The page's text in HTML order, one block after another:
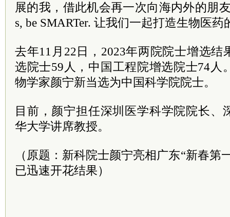
展的我，借此机会再一次向海内外的朋
s, be SMARTer. 让我们一起打造生物医药
去年11月22日，2023年两院院士增选结
选院士59人，中国工程院增选院士74人
物学家颜宁新当选为中国科学院院士。
目前，颜宁担任深圳医学科学院院长、
华大学讲席教授。
（原题：新科院士颜宁亮相广东“新春第
已迅速开花结果）